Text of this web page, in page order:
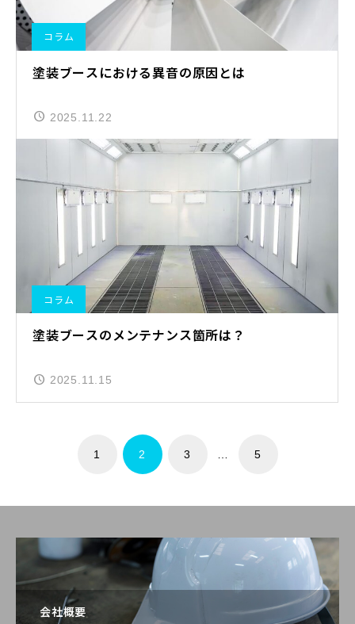
コラム
塗装ブースにおける異音の原因とは
2025.11.22
コラム
塗装ブースのメンテナンス箇所は？
2025.11.15
1 2 3 5
会社概要